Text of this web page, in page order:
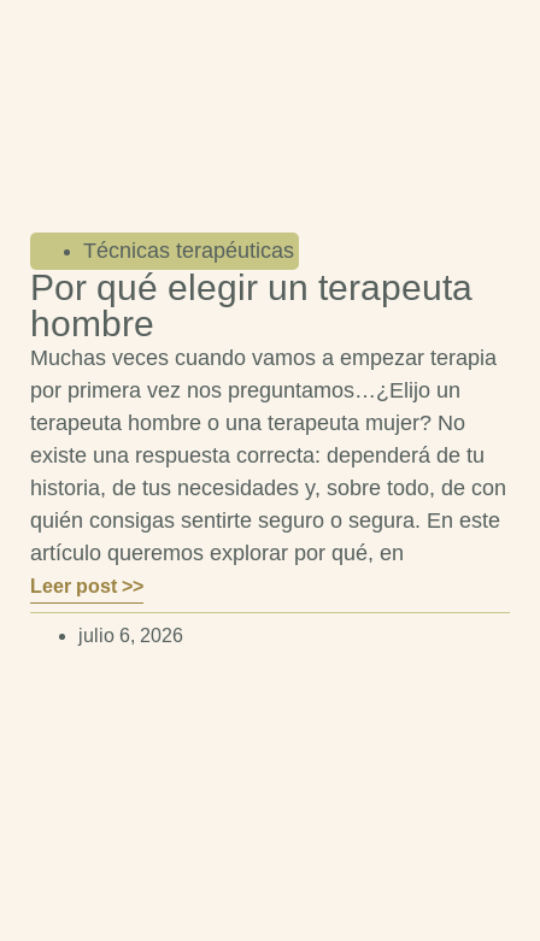
Técnicas terapéuticas
Por qué elegir un terapeuta
hombre
Muchas veces cuando vamos a empezar terapia
por primera vez nos preguntamos…¿Elijo un
terapeuta hombre o una terapeuta mujer? No
existe una respuesta correcta: dependerá de tu
historia, de tus necesidades y, sobre todo, de con
quién consigas sentirte seguro o segura. En este
artículo queremos explorar por qué, en
Leer post >>
julio 6, 2026